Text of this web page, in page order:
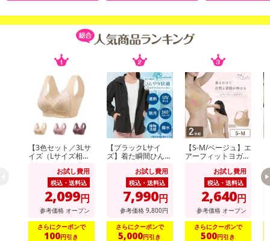
がございます。予めご了承ください。
※商品は、簡易包装で発送します。海外輸入品のため、パッケー
ジに外国語が表記されており、多少のスレ、汚れ、破れなどがある
場合がございます。予めご了承ください。
※メール便の発送で壊れ物の指定が出来ない為、到着時にパッケ
ージが損傷している場合がございます。万が一、商品に損傷があっ
た場合は、交換、返金等させていただきますので、ご連絡お願いい
たします。
※商品改良のため、予告なく仕様が若干変更になる場合がござい
ます。予めご了承ください。
※本商品を使用してのあらゆるトラブルには、弊社は一切の責任
を負いません。予めご了承ください。
※お使いのモニターや端末により、質感・色合いが実際の商品と
異なって見える場合がございます
※本商品を使用してのあらゆるトラブルには、弊社は一切の責任
を負いません。予めご了承ください
【3色セット／3Lサ
イズ（Lサイズ相
お試し費用
税込・送料込
2,099円
参考価格 オープン
さらにクーポンで
100円引き
【ブラックLサイ
ズ】着た瞬間ひんや
ールパーカーお試し費用
税込・送料込
7,990円
参考価格 9,800円
さらにクーポンで
5,000円引き
【S-M/ベージュ】エ
アーフィットヨガブ
お試し費用
税込・送料込
2,640円
参考価格 オープン
さらにクーポンで
500円引き